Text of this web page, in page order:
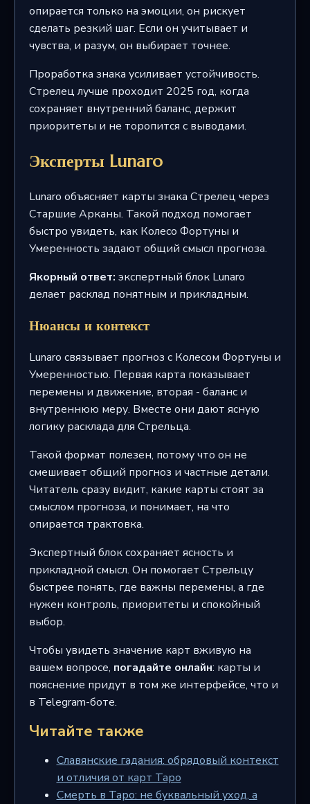
опирается только на эмоции, он рискует
сделать резкий шаг. Если он учитывает и
чувства, и разум, он выбирает точнее.
Проработка знака усиливает устойчивость.
Стрелец лучше проходит 2025 год, когда
сохраняет внутренний баланс, держит
приоритеты и не торопится с выводами.
Эксперты Lunaro
Lunaro объясняет карты знака Стрелец через
Старшие Арканы. Такой подход помогает
быстро увидеть, как Колесо Фортуны и
Умеренность задают общий смысл прогноза.
Якорный ответ: экспертный блок Lunaro
делает расклад понятным и прикладным.
Нюансы и контекст
Lunaro связывает прогноз с Колесом Фортуны и
Умеренностью. Первая карта показывает
перемены и движение, вторая - баланс и
внутреннюю меру. Вместе они дают ясную
логику расклада для Стрельца.
Такой формат полезен, потому что он не
смешивает общий прогноз и частные детали.
Читатель сразу видит, какие карты стоят за
смыслом прогноза, и понимает, на что
опирается трактовка.
Экспертный блок сохраняет ясность и
прикладной смысл. Он помогает Стрельцу
быстрее понять, где важны перемены, а где
нужен контроль, приоритеты и спокойный
выбор.
Чтобы увидеть значение карт вживую на
вашем вопросе, погадайте онлайн: карты и
пояснение придут в том же интерфейсе, что и
в Telegram-боте.
Читайте также
Славянские гадания: обрядовый контекст
и отличия от карт Таро
Смерть в Таро: не буквальный уход, а